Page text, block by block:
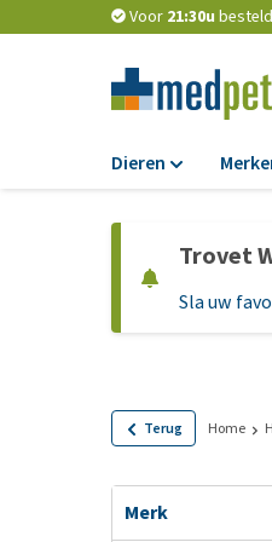
Voor 21:30u
Dieren
Trovet
Sla uw
Terug Home
Merk